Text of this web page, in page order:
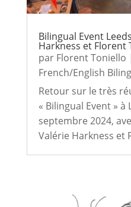
Bilingual Event
Harkness et Florent
par Florent Toniello
French/English
Retour sur le très
« Bilingual Event » à
septembre 2024,
Valérie Harkness et